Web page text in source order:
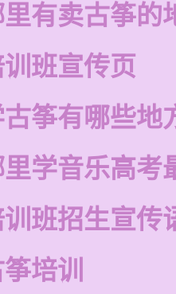
有卖古筝的
班宣传页
筝有哪些地
学音乐高考
班招生宣传
培训